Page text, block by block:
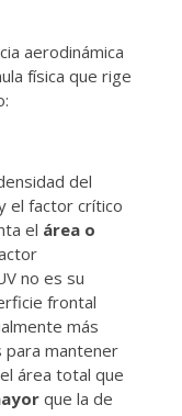
aerodinámica
física que rige
del
el factor crítico
el área o
no es su
frontal
más
para mantener
área total que
que la de